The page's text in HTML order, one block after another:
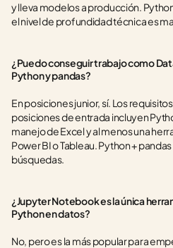
y lleva modelos a producción.
el nivel de profundidad técnica es
¿Puedo conseguir trabajo como
Python y pandas?
En posiciones junior, sí. Los
posiciones de entrada incluyen
manejo de Excel y al menos una
Power BI o Tableau. Python +
búsquedas.
¿Jupyter Notebook es la única
Python en datos?
No, pero es la más popular para